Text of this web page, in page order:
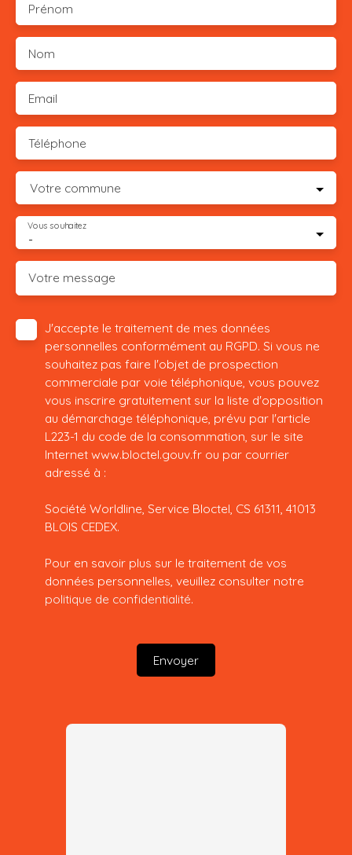
Prénom
Nom
Email
Téléphone
Votre commune
-
Vous souhaitez
Votre message
J'accepte le traitement de mes données
personnelles conformément au RGPD. Si vous ne
souhaitez pas faire l'objet de prospection
commerciale par voie téléphonique, vous pouvez
vous inscrire gratuitement sur la liste d'opposition
au démarchage téléphonique, prévu par l'article
L223-1 du code de la consommation, sur le site
Internet www.bloctel.gouv.fr ou par courrier
adressé à :
Société Worldline, Service Bloctel, CS 61311, 41013
BLOIS CEDEX.
Pour en savoir plus sur le traitement de vos
données personnelles, veuillez consulter notre
politique de confidentialité.
Envoyer